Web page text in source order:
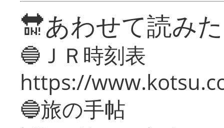
🔛あわせて読み
🔵ＪＲ時刻表
https://
🔵旅の手帖